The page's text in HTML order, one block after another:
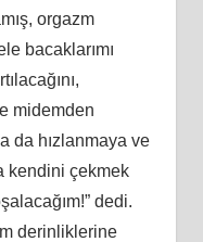
orgazm
bacaklarımı
midemden
da hızlanmaya ve
kendini çekmek
dedi.
derinliklerine